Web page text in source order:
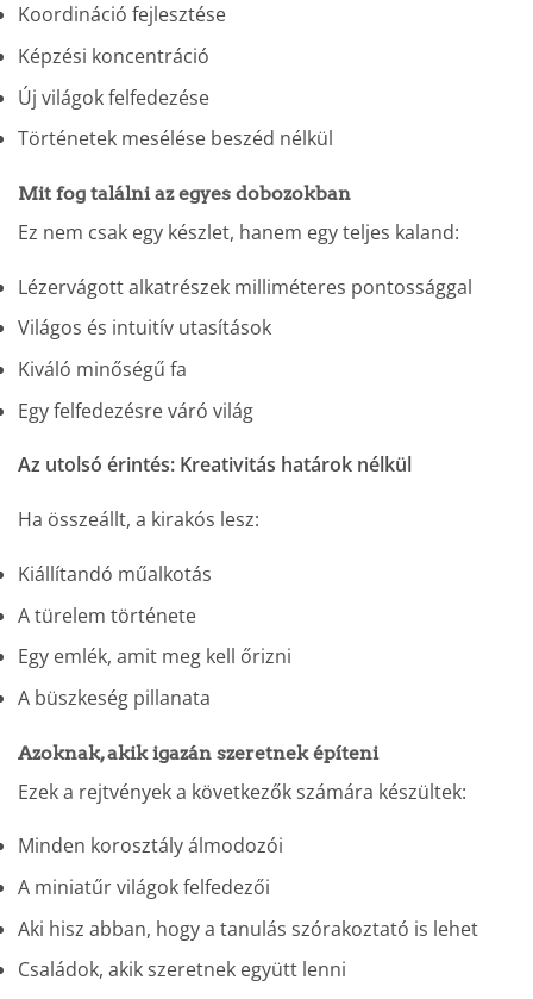
Koordináció fejlesztése
Képzési koncentráció
Új világok felfedezése
Történetek mesélése beszéd nélkül
Mit fog találni az egyes dobozokban
Ez nem csak egy készlet, hanem egy teljes kaland:
Lézervágott alkatrészek milliméteres pontossággal
Világos és intuitív utasítások
Kiváló minőségű fa
Egy felfedezésre váró világ
Az utolsó érintés: Kreativitás határok nélkül
Ha összeállt, a kirakós lesz:
Kiállítandó műalkotás
A türelem története
Egy emlék, amit meg kell őrizni
A büszkeség pillanata
Azoknak, akik igazán szeretnek építeni
Ezek a rejtvények a következők számára készültek:
Minden korosztály álmodozói
A miniatűr világok felfedezői
Aki hisz abban, hogy a tanulás szórakoztató is lehet
Családok, akik szeretnek együtt lenni